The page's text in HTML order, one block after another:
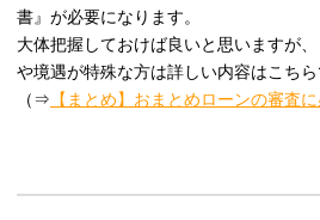
書』が必要になります。
大体把握しておけば良いと思いますが
や境遇が特殊な方は詳しい内容はこちら
（⇒ 【まとめ】おまとめローンの審査